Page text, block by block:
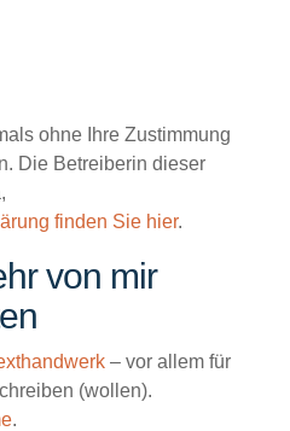
ohne Ihre Zustimmung
Die Betreiberin dieser
finden Sie hier.
von mir
– vor allem für
(wollen).
.